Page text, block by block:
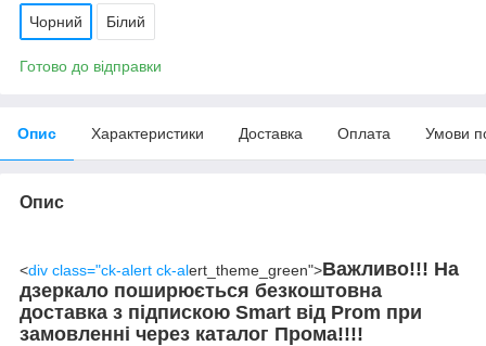
Чорний Білий
Готово до відправки
Опис Характеристики Доставка Оплата Умови
Опис
<div class="ck-alert ck-alert_theme_green">Важливо!!! На
дзеркало поширюється безкоштовна
доставка з підпискою Smart від Prom при
замовленні через каталог Прома!!!!